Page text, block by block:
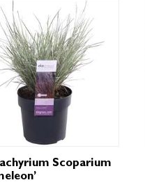
Scoparium